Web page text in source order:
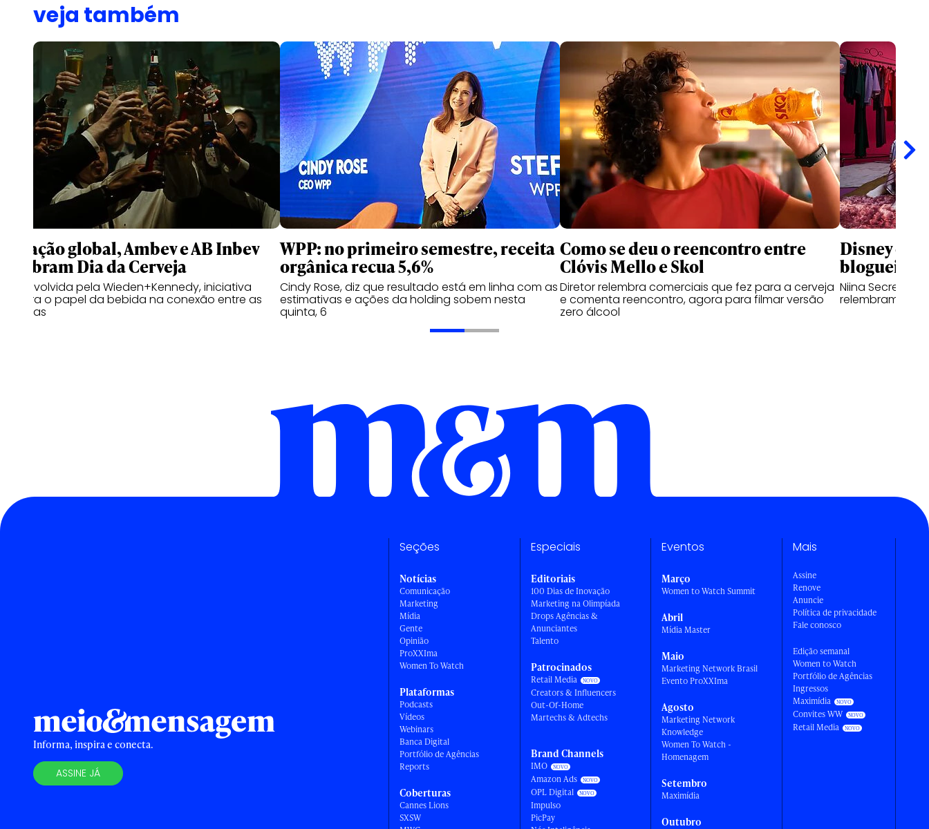
veja também
Em ação global, Ambev e AB Inbev
celebram Dia da Cerveja
Desenvolvida pela Wieden+Kennedy, iniciativa
celebra o papel da bebida na conexão entre as
pessoas
WPP: no primeiro semestre, receita
orgânica recua 5,6%
Cindy Rose, diz que resultado está em linha com as
estimativas e ações da holding sobem nesta
quinta, 6
Como se deu o reencontro entre
Clóvis Mello e Skol
Diretor relembra comerciais que fez para a cerveja
e comenta reencontro, agora para filmar versão
zero álcool
Disney
blogueiras
Niina Secrets,
relembram
Informa, inspira e conecta.
ASSINE JÁ
Seções
Notícias
Comunicação
Marketing
Mídia
Gente
Opinião
ProXXIma
Women To Watch
Plataformas
Podcasts
Vídeos
Webinars
Banca Digital
Portfólio de Agências
Reports
Coberturas
Cannes Lions
SXSW
Especiais
Editoriais
100 Dias de Inovação
Marketing na Olimpíada
Drops Agências &
Anunciantes
Talento
Patrocinados
Retail Media
Creators & Influencers
Out-Of-Home
Martechs & Adtechs
Brand Channels
IMO
Amazon Ads
OPL Digital
Impulso
PicPay
Eventos
Março
Women to Watch Summit
Abril
Mídia Master
Maio
Marketing Network Brasil
Evento ProXXIma
Agosto
Marketing Network
Knowledge
Women To Watch -
Homenagem
Setembro
Maximídia
Outubro
Mais
Assine
Renove
Anuncie
Política de privacidade
Fale conosco
Edição semanal
Women to Watch
Portfólio de Agências
Ingressos
Maximídia
Convites WW
Retail Media